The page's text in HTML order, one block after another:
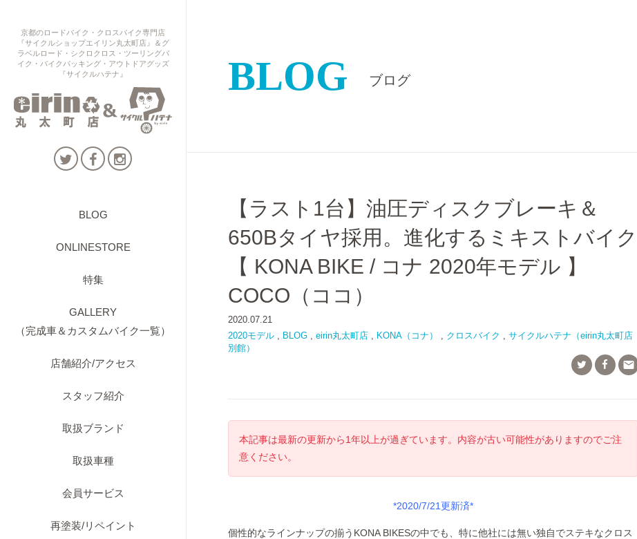
京都のロードバイク・クロスバイク専門店
『サイクルショップエイリン丸太町店』＆グ
ラベルロード・シクロクロス・ツーリングバ
イク・バイクパッキング・アウトドアグッズ
『サイクルハテナ』
BLOG
ONLINESTORE
特集
GALLERY
（完成車＆カスタムバイク一覧）
店舗紹介/アクセス
スタッフ紹介
取扱ブランド
取扱車種
会員サービス
再塗装/リペイント
BLOG ブログ
【ラスト1台】油圧ディスクブレーキ＆
650Bタイヤ採用。進化するミキストバイク
【 KONA BIKE / コナ 2020年モデル 】
COCO（ココ）
2020.07.21
2020モデル , BLOG , eirin丸太町店 , KONA（コナ） , クロスバイク , サイクルハテナ（eirin丸太町店
別館）

本記事は最新の更新から1年以上が過ぎています。内容が古い可能性がありますのでご注
意ください。
*2020/7/21更新済*
個性的なラインナップの揃うKONA BIKESの中でも、特に他社には無い独自でステキなクロス